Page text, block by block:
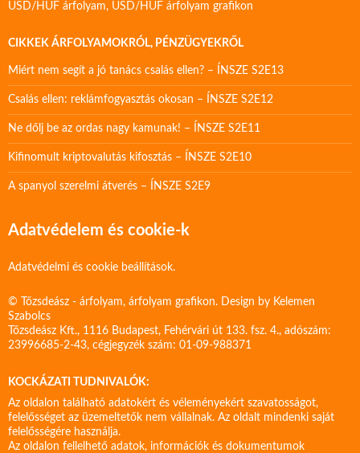
USD/HUF árfolyam, USD/HUF árfolyam grafikon
CIKKEK ÁRFOLYAMOKRÓL, PÉNZÜGYEKRŐL
Miért nem segít a jó tanács csalás ellen? – ÍNSZE S2E13
Csalás ellen: reklámfogyasztás okosan – ÍNSZE S2E12
Ne dőlj be az ordas nagy kamunak! – ÍNSZE S2E11
Kifinomult kriptovalutás kifosztás – ÍNSZE S2E10
A spanyol szerelmi átverés – ÍNSZE S2E9
Adatvédelem és cookie-k
Adatvédelmi és cookie beállítások.
© Tőzsdeász - árfolyam, árfolyam grafikon. Design by Kelemen
Szabolcs
Tőzsdeász Kft., 1116 Budapest, Fehérvári út 133. fsz. 4., adószám:
23996685-2-43, cégjegyzék szám: 01-09-988371
KOCKÁZATI TUDNIVALÓK:
Az oldalon található adatokért és véleményekért szavatosságot,
felelősséget az üzemeltetők nem vállalnak. Az oldalt mindenki saját
felelősségére használja.
Az oldalon fellelhető adatok, információk és dokumentumok